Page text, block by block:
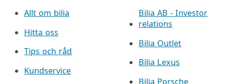
Allt om bilia
Hitta oss
Tips och råd
Kundservice
Bilia AB - Investor
relations
Bilia Outlet
Bilia Lexus
Bilia Porsche